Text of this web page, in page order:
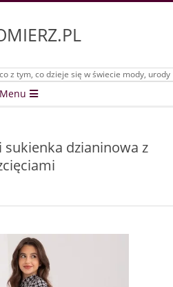
z tym, co dzieje się w świecie mody, urody
Menu
sukienka dzianinowa z